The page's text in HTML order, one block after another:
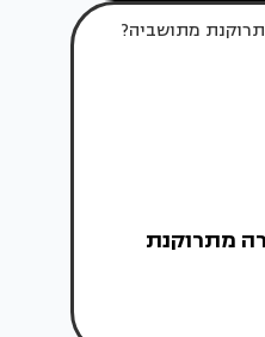
מתרוקנת